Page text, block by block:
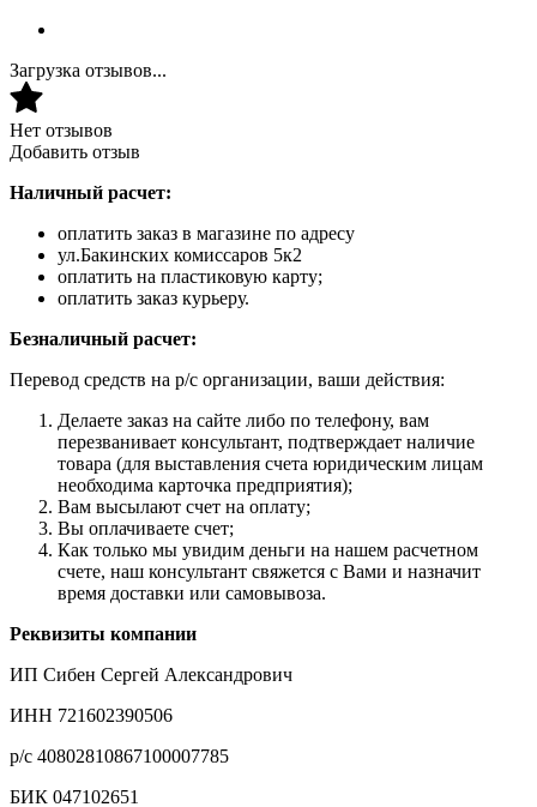
Загрузка отзывов...
Нет отзывов
Добавить отзыв
Наличный расчет:
оплатить заказ в магазине по адресу
ул.Бакинских комиссаров 5к2
оплатить на пластиковую карту;
оплатить заказ курьеру.
Безналичный расчет:
Перевод средств на р/с организации, ваши действия:
Делаете заказ на сайте либо по телефону, вам
перезванивает консультант, подтверждает наличие
товара (для выставления счета юридическим лицам
необходима карточка предприятия);
Вам высылают счет на оплату;
Вы оплачиваете счет;
Как только мы увидим деньги на нашем расчетном
счете, наш консультант свяжется с Вами и назначит
время доставки или самовывоза.
Реквизиты компании
ИП Сибен Сергей Александрович
ИНН 721602390506
р/с 40802810867100007785
БИК 047102651